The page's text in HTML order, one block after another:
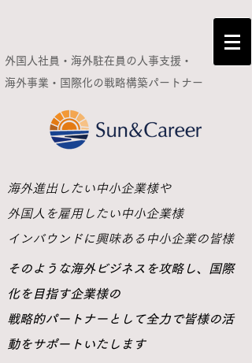
外国人社員・海外駐在員の人事支援・
海外事業・国際化の戦略構築パートナー
​海外進出したい中小企業様や
外国人を雇用したい中小企業様
インバウンドに興味ある中小企業の皆様
​そのような海外ビジネスを攻略し、国際
化を目指す企業様の
戦略的パートナーとして全力で皆様の活
動をサポートいたします